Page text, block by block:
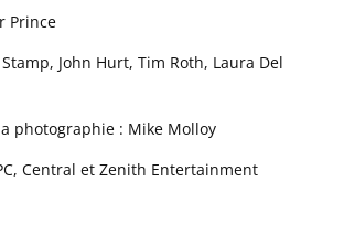
Prince
John Hurt, Tim Roth, Laura Del
photographie : Mike Molloy
Central et Zenith Entertainment